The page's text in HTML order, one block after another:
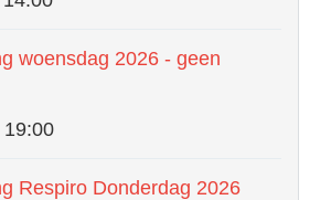
woensdag 2026 - geen
19:00
Respiro Donderdag 2026